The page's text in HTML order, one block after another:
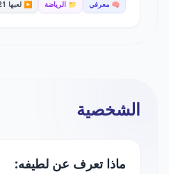
🧠 معرفي 📁 الرياضة ▶️ لعبها 50,421
الشخصية
ماذا تعرف عن لطيفه: